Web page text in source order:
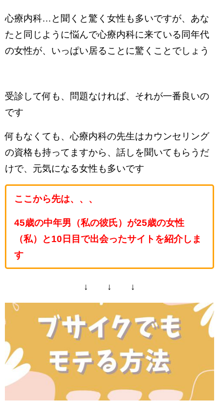
心療内科…と聞くと驚く女性も多いですが、あな
たと同じように悩んで心療内科に来ている同年代
の女性が、いっぱい居ることに驚くことでしょう
受診して何も、問題なければ、それが一番良いの
です
何もなくても、心療内科の先生はカウンセリング
の資格も持ってますから、話しを聞いてもらうだ
けで、元気になる女性も多いです
ここから先は、、、
45歳の中年男（私の彼氏）が25歳の女性
（私）と10日目で出会ったサイトを紹介しま
す
↓ ↓ ↓